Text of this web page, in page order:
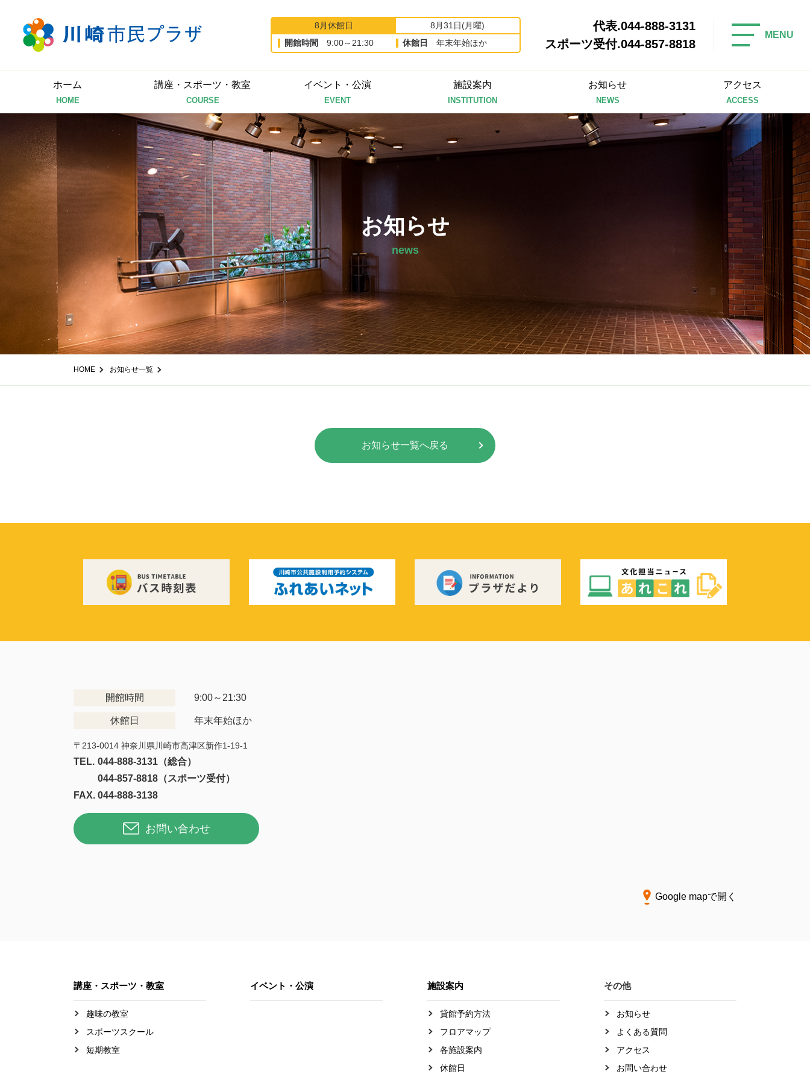
代表.044-888-3131
スポーツ受付.044-857-8818
8月休館日
8月31日(月曜)
開館時間
9:00～21:30 休館日 年末年始ほか
ホーム
HOME
講座・スポーツ・教室
COURSE
イベント・公演
EVENT
施設案内
INSTITUTION
お知らせ
NEWS
アクセス
ACCESS
MENU
お知らせ
news
HOME お知らせ一覧
お知らせ一覧へ戻る
開館時間 9:00～21:30
休館日 年末年始ほか
〒213-0014 神奈川県川崎市高津区新作1-19-1
TEL. 044-888-3131（総合）
044-857-8818（スポーツ受付）
FAX. 044-888-3138
お問い合わせ
Google mapで開く
講座・スポーツ・教室
趣味の教室
スポーツスクール
短期教室
イベント・公演 施設案内
貸館予約方法
フロアマップ
各施設案内
休館日
その他
お知らせ
よくある質問
アクセス
お問い合わせ